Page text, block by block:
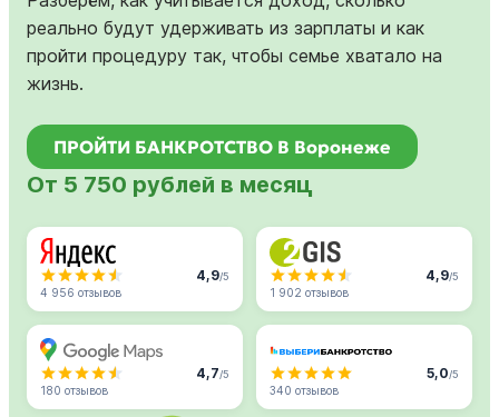
реально будут удерживать из зарплаты и как
пройти процедуру так, чтобы семье хватало на
жизнь.
ПРОЙТИ БАНКРОТСТВО В Воронеже
От 5 750 рублей в месяц
4,9/5
4 956 отзывов
4,9/5
1 902 отзывов
4,7/5
180 отзывов
5,0/5
340 отзывов